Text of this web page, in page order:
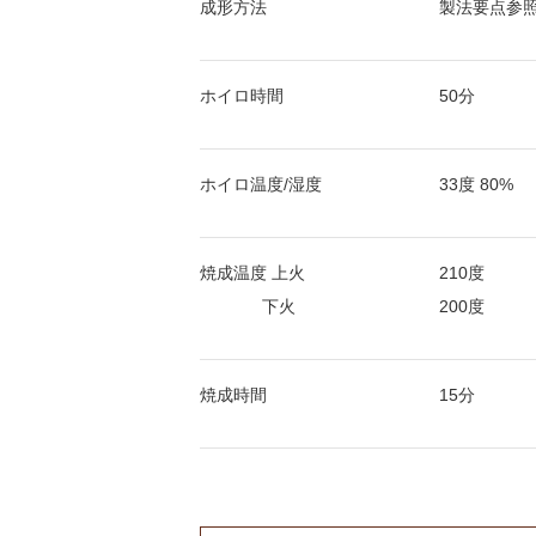
成形方法 製法要点参
ホイロ時間 50分
ホイロ温度/湿度 33度 80%
焼成温度 上火
下火
210度
200度
焼成時間 15分